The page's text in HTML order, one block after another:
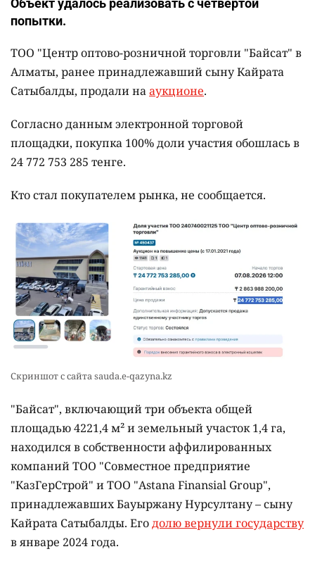
Объект удалось реализовать с четвёртой
попытки.
ТОО "Центр оптово-розничной торговли "Байсат" в
Алматы, ранее принадлежавший сыну Кайрата
Сатыбалды, продали нааукционе.
Согласно данным электронной торговой
площадки, покупка 100% доли участия обошлась в
24 772 753 285 тенге.
Кто стал покупателем рынка, не сообщается.
Скриншот с сайта sauda.e-qazyna.kz
"Байсат", включающий три объекта общей
площадью 4221,4 м² и земельный участок 1,4 га,
находился в собственности аффилированных
компаний ТОО "Совместное предприятие
"КазГерСтрой" и ТОО "Astana Finansial Group",
принадлежавших Бауыржану Нурсултану – сыну
Кайрата Сатыбалды. Егодолю вернули государству
в январе 2024 года.